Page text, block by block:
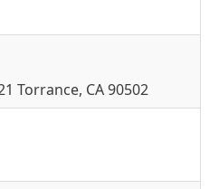
Torrance, CA 90502